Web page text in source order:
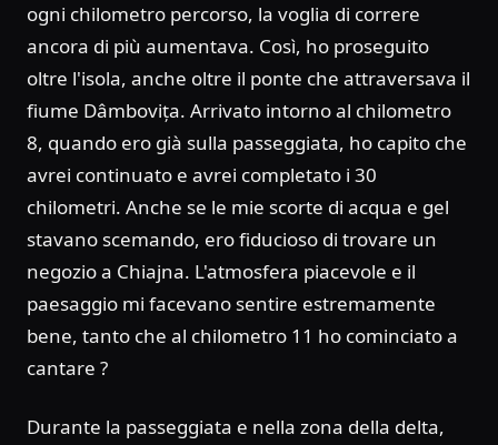
ogni chilometro percorso, la voglia di correre
ancora di più aumentava. Così, ho proseguito
oltre l'isola, anche oltre il ponte che attraversava il
fiume Dâmbovița. Arrivato intorno al chilometro
8, quando ero già sulla passeggiata, ho capito che
avrei continuato e avrei completato i 30
chilometri. Anche se le mie scorte di acqua e gel
stavano scemando, ero fiducioso di trovare un
negozio a Chiajna. L'atmosfera piacevole e il
paesaggio mi facevano sentire estremamente
bene, tanto che al chilometro 11 ho cominciato a
cantare ?
Durante la passeggiata e nella zona della delta,